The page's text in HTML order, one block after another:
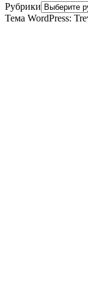
Рубрики
Тема WordPress: